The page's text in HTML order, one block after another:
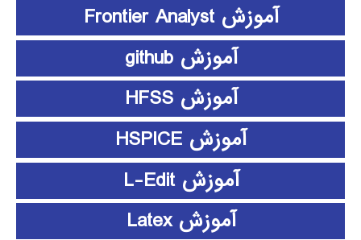
آموزش Frontier Analyst
آموزش github
آموزش HFSS
آموزش HSPICE
آموزش L-Edit
آموزش Latex